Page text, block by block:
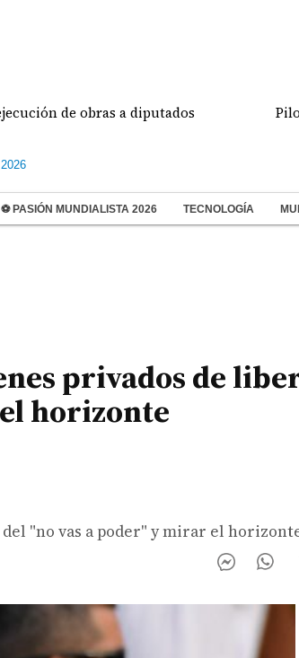
obras a diputados Pilotos de
⚽ PASIÓN MUNDIALISTA 2026 TECNOLOGÍA
privados de
horizonte
"no vas a poder" y mirar el